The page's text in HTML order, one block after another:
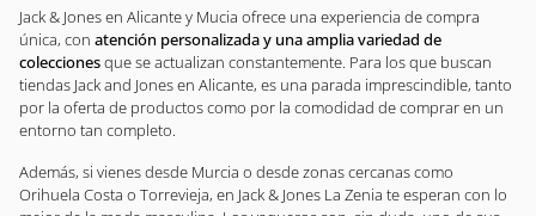
Jack & Jones en Alicante y Mucia ofrece una experiencia de compra
única, con atención personalizada y una amplia variedad de
coleccionesque se actualizan constantemente. Para los que buscan
tiendas Jack and Jones en Alicante, es una parada imprescindible, tanto
por la oferta de productos como por la comodidad de comprar en un
entorno tan completo.
Además, si vienes desde Murcia o desde zonas cercanas como
Orihuela Costa o Torrevieja, en Jack & Jones La Zenia te esperan con lo